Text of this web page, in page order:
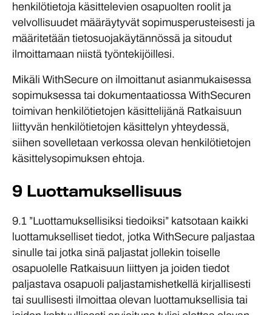
henkilötietoja käsittelevien osapuolten roolit ja
velvollisuudet määräytyvät sopimusperusteisesti ja
määritetään tietosuojakäytännössä ja sitoudut
ilmoittamaan niistä työntekijöillesi.
Mikäli WithSecure on ilmoittanut asianmukaisessa
sopimuksessa tai dokumentaatiossa WithSecuren
toimivan henkilötietojen käsittelijänä Ratkaisuun
liittyvän henkilötietojen käsittelyn yhteydessä,
siihen sovelletaan verkossa olevan henkilötietojen
käsittelysopimuksen ehtoja.
9 Luottamuksellisuus
9.1 ”Luottamuksellisiksi tiedoiksi” katsotaan kaikki
luottamukselliset tiedot, jotka WithSecure paljastaa
sinulle tai jotka sinä paljastat jollekin toiselle
osapuolelle Ratkaisuun liittyen ja joiden tiedot
paljastava osapuoli paljastamishetkellä kirjallisesti
tai suullisesti ilmoittaa olevan luottamuksellisia tai